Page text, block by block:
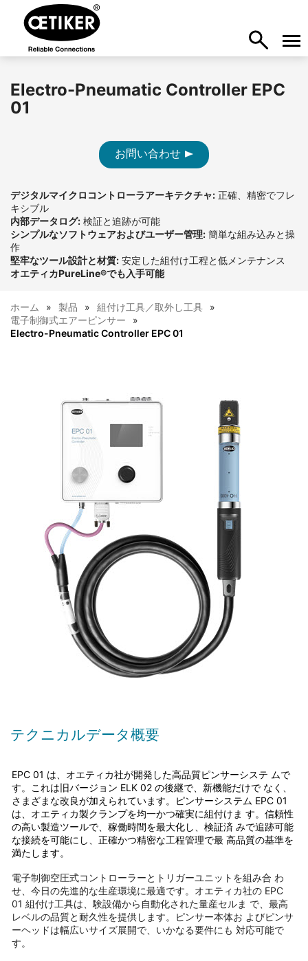
Electro-Pneumatic Controller EPC
01
お問い合わせ
デジタルマイクロコントローラアーキテクチャ: 正確、精密でフレ
キシブル
内部データログ: 検証と追跡が可能
シンプルなソフトウェアおよびユーザー管理: 簡単な組み込みと操
作
堅牢なツール設計と材質: 安定した組付け工程と低メンテナンス
オエティカPureLine®でも入手可能
ホーム 製品
組付け工具／取外し工具
電子制御式エアーピンサー
Electro-Pneumatic Controller EPC 01
テクニカルデータ概要
EPC 01 は、オエティカ社が開発した高品質ピンサーシステ ムで
す。これは旧バージョン ELK 02 の後継で、新機能だけで なく、
さまざまな改良が加えられています。ピンサーシステム EPC 01
は、オエティカ製クランプを均一かつ確実に組付けま す。信頼性
の高い製造ツールで、稼働時間を最大化し、検証済 みで追跡可能
な接続を可能にし、正確かつ精密な工程管理で最 高品質の基準を
満たします。
電子制御空圧式コントローラーとトリガーユニットを組み合 わ
せ、今日の先進的な生産環境に最適です。オエティカ社の EPC
01 組付け工具は、験設備から自動化された量産セルま で、最高
レベルの品質と耐久性を提供します。ピンサー本体お よびピンサ
ーヘッドは幅広いサイズ展開で、いかなる要件にも 対応可能で
す。